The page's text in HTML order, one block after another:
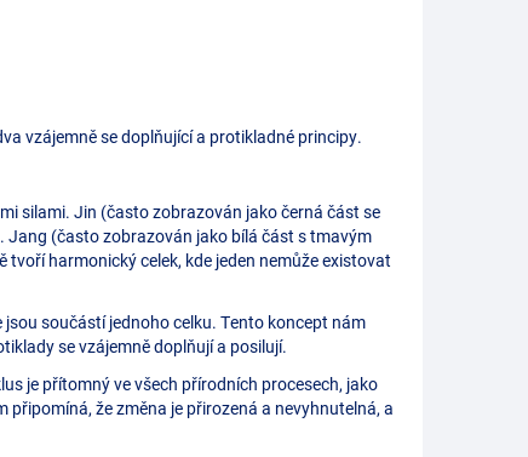
vzájemně se doplňující a protikladné principy.
silami. Jin (často zobrazován jako černá část se
Jang (často zobrazován jako bílá část s tmavým
harmonický celek, kde jeden nemůže existovat
součástí jednoho celku. Tento koncept nám
se vzájemně doplňují a posilují.
je přítomný ve všech přírodních procesech, jako
že změna je přirozená a nevyhnutelná, a